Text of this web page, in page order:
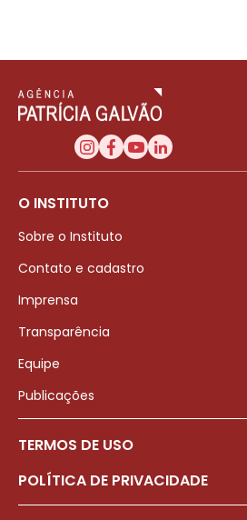
O INSTITUTO
Sobre o Instituto
Contato e cadastro
Imprensa
Transparência
Equipe
Publicações
TERMOS DE USO
POLÍTICA DE PRIVACIDADE